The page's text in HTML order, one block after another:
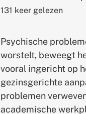
131 keer gelezen
Psychische
worstelt, beweegt
vooral ingericht op
gezinsgerichte
problemen
academische